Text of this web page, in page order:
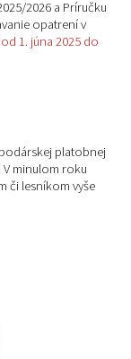
2026 a Príručku
opatrení v
1. júna 2025 do
platobnej
minulom roku
či lesníkom vyše